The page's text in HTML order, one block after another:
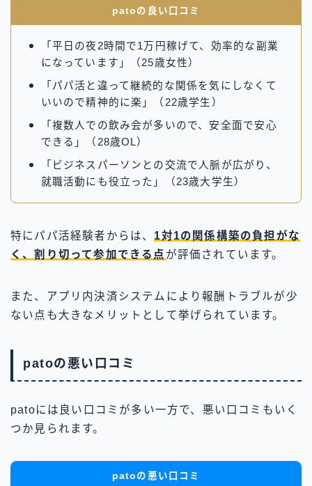
patoの良い口コミ
「平日の夜2時間で1万円稼げて、効率的な副業
になっています」（25歳女性）
「パパ活と違って継続的な関係を気にしなくて
いいので精神的に楽」（22歳学生）
「複数人での飲み会が多いので、安全面で安心
できる」（28歳OL）
「ビジネスパーソンとの交流で人脈が広がり、
就職活動にも役立った」（23歳大学生）
特にパパ活経験者からは、 1対1の関係構築の負担がな
く、割り切って参加できる点 が評価されています。
また、アプリ内決済システムにより報酬トラブルが少
ない点も大きなメリットとして挙げられています。
patoの悪い口コミ
patoには良い口コミが多い一方で、悪い口コミもいく
つか見られます。
patoの悪い口コミ